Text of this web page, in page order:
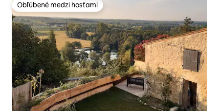
Obľúbené medzi hosťami
Obľúbené medzi hosťami